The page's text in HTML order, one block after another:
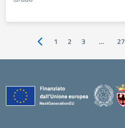
Pagina precedente
1 2 3 … 27